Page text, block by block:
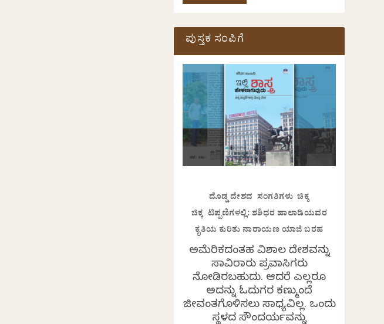
ಪುಸ್ತಕ ಸಂಪಿಗೆ
ದೊಡ್ಡ ದೇಶದ ಸಂಗತಿಗಳು ಚಿಕ್ಕ
ಚಿಕ್ಕ ಟಿಪ್ಪಣಿಗಳಲ್ಲಿ: ಶಶಿಧರ ಹಾಲಾಡಿಯವರ
ಕೃತಿಯ ಕುರಿತು ನಾರಾಯಣ ಯಾಜಿ ಬರಹ
ಅಮೆರಿಕದಂತಹ ವಿಶಾಲ ದೇಶವನ್ನು
ಸಾವಿರಾರು ಪ್ರವಾಸಿಗರು
ನೋಡಿರಬಹುದು. ಆದರೆ ಎಲ್ಲರೂ
ಅದನ್ನು ಓದುಗರ ಕಣ್ಮುಂದೆ
ಜೀವಂತಗೊಳಿಸಲು ಸಾಧ್ಯವಿಲ್ಲ. ಒಂದು
ಸ್ಥಳದ ಸೌಂದರ್ಯವನ್ನು